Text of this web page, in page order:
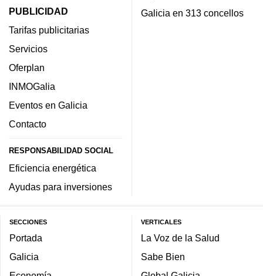
PUBLICIDAD
Tarifas publicitarias
Servicios
Oferplan
INMOGalia
Eventos en Galicia
Contacto
RESPONSABILIDAD SOCIAL
Eficiencia energética
Ayudas para inversiones
Galicia en 313 concellos
SECCIONES
Portada
Galicia
VERTICALES
La Voz de la Salud
Sabe Bien